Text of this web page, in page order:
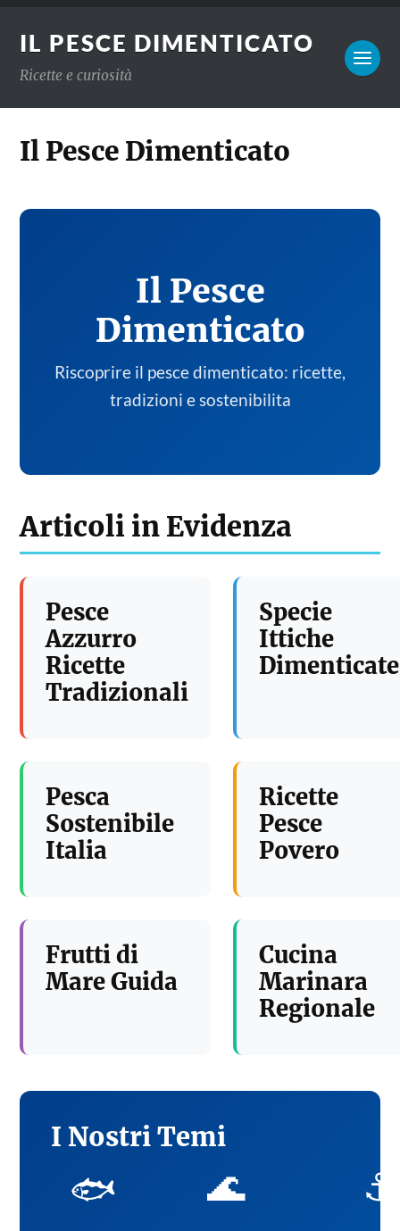
IL PESCE DIMENTICATO
Ricette e curiosità
Il Pesce Dimenticato
Il Pesce
Dimenticato
Riscoprire il pesce dimenticato: ricette,
tradizioni e sostenibilita
Articoli in Evidenza
Pesce
Azzurro
Ricette
Tradizionali
Specie
Ittiche
Dimenticate
Pesca
Sostenibile
Italia
Ricette
Pesce
Povero
Frutti di
Mare Guida
Cucina
Marinara
Regionale
I Nostri Temi
🐟 🌊 ⚓